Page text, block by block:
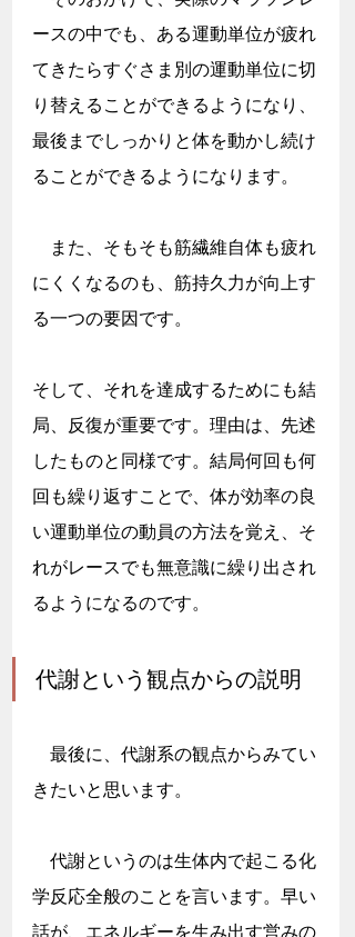
ースの中でも、ある運動単位が疲れ
てきたらすぐさま別の運動単位に切
り替えることができるようになり、
最後までしっかりと体を動かし続け
ることができるようになります。
また、そもそも筋繊維自体も疲れ
にくくなるのも、筋持久力が向上す
る一つの要因です。
そして、それを達成するためにも結
局、反復が重要です。理由は、先述
したものと同様です。結局何回も何
回も繰り返すことで、体が効率の良
い運動単位の動員の方法を覚え、そ
れがレースでも無意識に繰り出され
るようになるのです。
代謝という観点からの説明
最後に、代謝系の観点からみてい
きたいと思います。
代謝というのは生体内で起こる化
学反応全般のことを言います。早い
話が、エネルギーを生み出す営みの